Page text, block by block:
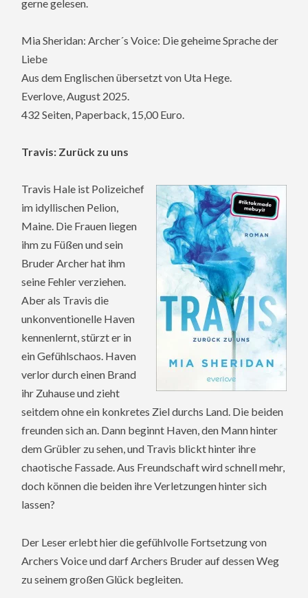
gerne gelesen.
Mia Sheridan: Archer´s Voice: Die geheime Sprache der
Liebe
Aus dem Englischen übersetzt von Uta Hege.
Everlove, August 2025.
432 Seiten, Paperback, 15,00 Euro.
Travis: Zurück zu uns
Travis Hale ist Polizeichef
im idyllischen Pelion,
Maine. Die Frauen liegen
ihm zu Füßen und sein
Bruder Archer hat ihm
seine Fehler verziehen.
Aber als Travis die
unkonventionelle Haven
kennenlernt, stürzt er in
ein Gefühlschaos. Haven
verlor durch einen Brand
ihr Zuhause und zieht
seitdem ohne ein konkretes Ziel durchs Land. Die beiden
freunden sich an. Dann beginnt Haven, den Mann hinter
dem Grübler zu sehen, und Travis blickt hinter ihre
chaotische Fassade. Aus Freundschaft wird schnell mehr,
doch können die beiden ihre Verletzungen hinter sich
lassen?
Der Leser erlebt hier die gefühlvolle Fortsetzung von
Archers Voice und darf Archers Bruder auf dessen Weg
zu seinem großen Glück begleiten.